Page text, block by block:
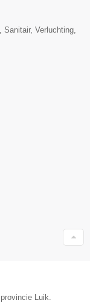
Sanitair, Verluchting,
Luik.